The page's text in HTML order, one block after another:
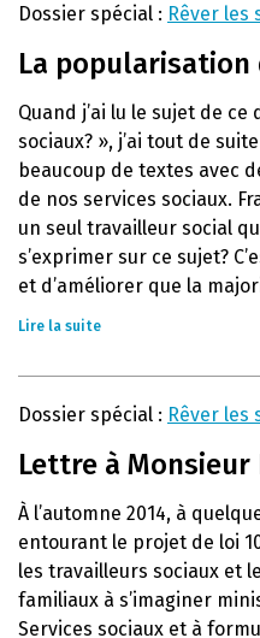
Dossier spécial : Rêver les
La
Quand j’ai lu le sujet de
sociaux? », j’ai tout de
beaucoup de textes avec
de nos services sociaux.
un seul travailleur social
s’exprimer sur ce sujet?
et d’améliorer que la
Lire la suite
Dossier spécial : Rêver les
Lettre à
À l’automne 2014, à
entourant le projet de loi
les travailleurs sociaux et
familiaux à s’imaginer
Services sociaux et à